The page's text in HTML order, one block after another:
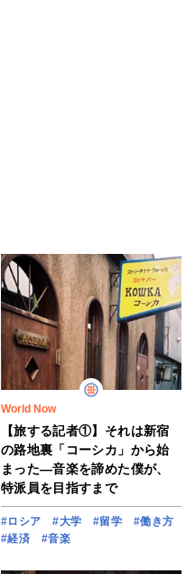
World Now
【旅する記者①】それは新宿
の路地裏「コーシカ」から始
まった―音楽を諦めた僕が、
特派員を目指すまで
#ロシア #大学 #留学
#働き方
#経済
#音楽